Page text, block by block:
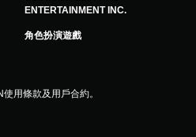
ENTERTAINMENT INC.
角色扮演遊戲
用條款及用戶合約。